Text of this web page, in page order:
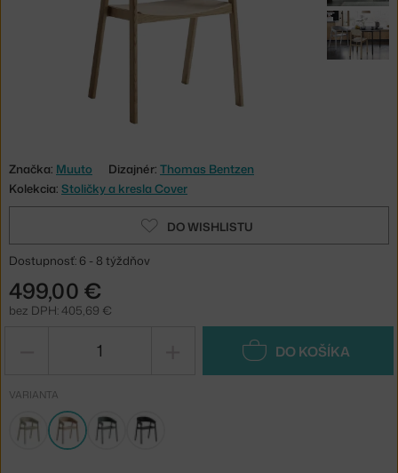
Značka: Muuto Dizajnér: Thomas Bentzen
Kolekcia: Stoličky a kresla Cover
DO WISHLISTU
Dostupnosť: 6 - 8 týždňov
499,00 €
bez DPH: 405,69 €
DO KOŠÍKA
VARIANTA